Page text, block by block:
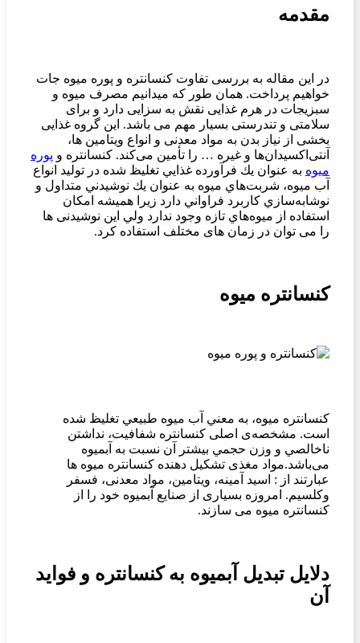
مقدمه
در این مقاله به بررسی تفاوت کنسانتره و پوره میوه جات
خواهیم پرداخت. همان طور که میدانیم مصرف میوه و
سبزیجات در هرم غذایی نقش به سزایی دارد و برای
سلامتی و تندرستی بسیار مهم می باشد. این گروه غذایی
بخشی از نیاز بدن به مواد معدنی و انواع ویتامین ها،
آنتی‌اکسیدان‌ها و غیره … را تأمین می‌کند. كنسانتره و پوره
میوه به عنوان يك فرآورده غذايي تغليظ شده در تولید انواع
آب ميوه، شربت‌هاي ميوه به عنوان يك نوشيدني متداول و
نوشابه‌سازي كاربرد فراواني دارد زيرا هميشه امكان
استفاده از ميوه‌هاي تازه وجود ندارد ولي این نوشیدنی ها
را می توان در زمان های مختلف استفاده کرد.
کنسانتره میوه
كنسانتره میوه، به معني آب ميوه طبيعي تغليظ شده
است. مشخصه‌ی اصلی كنسانتره شفافيت، نداشتن
ناخالصي و وزن حجمي بيشتر آن نسبت به آبميوه
می‌باشد.مواد مغذی تشکیل دهنده کنسانتره میوه ها
عبارتند از : اسید آمینه، ویتامین، مواد معدنی، فسفر
وکلسیم. امروزه بسیاری از صنایع آبمیوه خود را از
کنسانتره میوه می سازند.
دلایل تبدیل آبمیوه به کنسانتره و فواید
آن